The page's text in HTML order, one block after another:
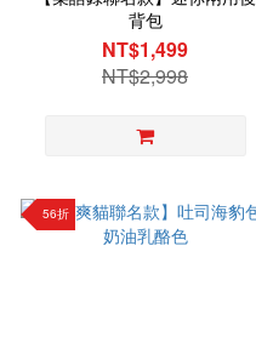
背包
NT$1,499
NT$2,998
56折